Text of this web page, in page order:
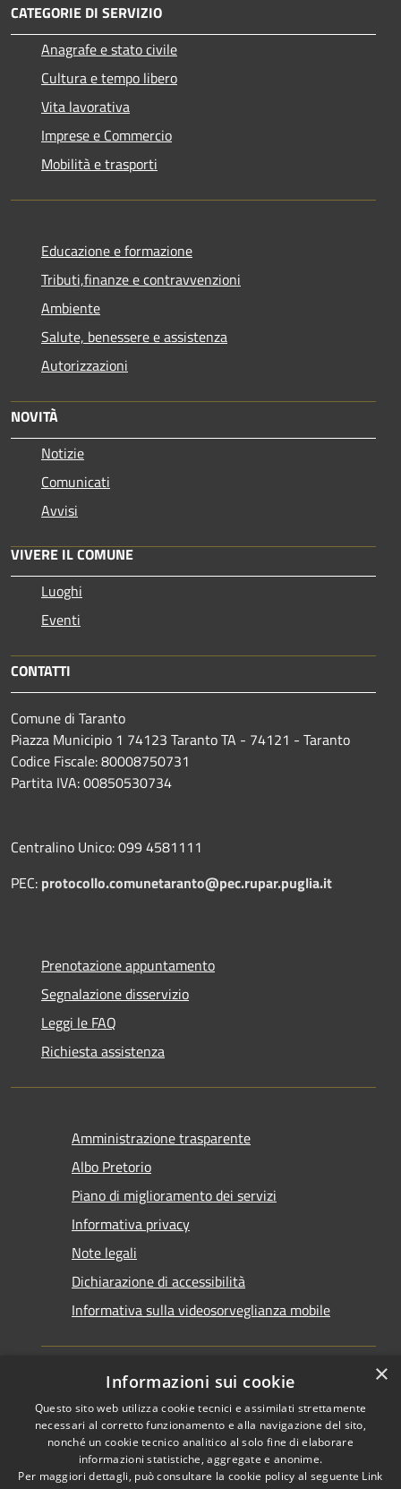
CATEGORIE DI SERVIZIO
Anagrafe e stato civile
Cultura e tempo libero
Vita lavorativa
Imprese e Commercio
Mobilità e trasporti
Educazione e formazione
Tributi,finanze e contravvenzioni
Ambiente
Salute, benessere e assistenza
Autorizzazioni
NOVITÀ
Notizie
Comunicati
Avvisi
VIVERE IL COMUNE
Luoghi
Eventi
CONTATTI
Comune di Taranto
Piazza Municipio 1 74123 Taranto TA - 74121 - Taranto
Codice Fiscale: 80008750731
Partita IVA: 00850530734
Centralino Unico: 099 4581111
PEC: protocollo.comunetaranto@pec.rupar.puglia.it
Prenotazione appuntamento
Segnalazione disservizio
Leggi le FAQ
Richiesta assistenza
Amministrazione trasparente
Albo Pretorio
Piano di miglioramento dei servizi
Informativa privacy
Note legali
Dichiarazione di accessibilità
Informativa sulla videosorveglianza mobile
RSS
Accessibilità
Copyright © 2026 • Comune di
Taranto • Powered by
Municipium•Accesso
×
Informazioni sui cookie
Questo sito web utilizza cookie tecnici e assimilati strettamente
necessari al corretto funzionamento e alla navigazione del sito,
nonché un cookie tecnico analitico al solo fine di elaborare
informazioni statistiche, aggregate e anonime.
Per maggiori dettagli, può consultare la cookie policy al seguente Link